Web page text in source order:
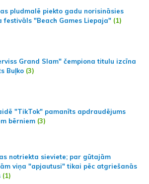
pludmalē piekto gadu norisināsies
festivāls "Beach Games Liepaja" (1)
Grand Slam" čempiona titulu izcīna
Buļko (3)
"TikTok" pamanīts apdraudējums
bērniem (3)
notriekta sieviete; par gūtajām
viņa "apjautusi" tikai pēc atgriešanās
(1)